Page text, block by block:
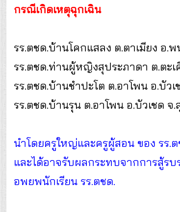
กรณีเกิดเหตุฉุกเฉิน
รร.ตชด.บ้านโคกแสลง ต.ตาเมียง อ.
รร.ตชด.ท่านผู้หญิงสุประภาดา ต.ตะเ
รร.ตชด.บ้านชำปะโต ต.อาโพน อ.บัว
รร.ตชด.บ้านรุน ต.อาโพน อ.บัวเชด จ
นำโดยครูใหญ่และครูผู้สอน ของ รร.
และได้อาจรับผลกระทบจากการสู้ร
อพยพนักเรียน รร.ตชด.